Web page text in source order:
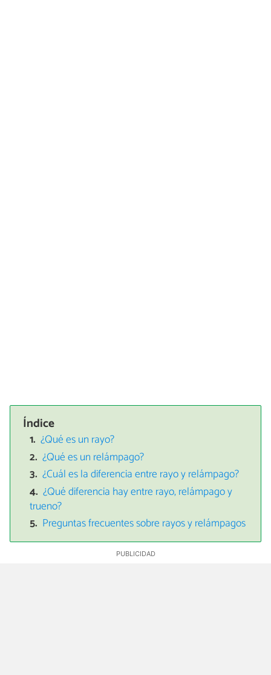
Índice
¿Qué es un rayo?
¿Qué es un relámpago?
¿Cuál es la diferencia entre rayo y relámpago?
¿Qué diferencia hay entre rayo, relámpago y
trueno?
Preguntas frecuentes sobre rayos y relámpagos